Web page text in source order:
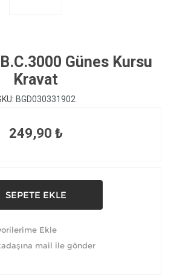
Günes Kursu
Kravat
BGD030331902
249,90 ₺